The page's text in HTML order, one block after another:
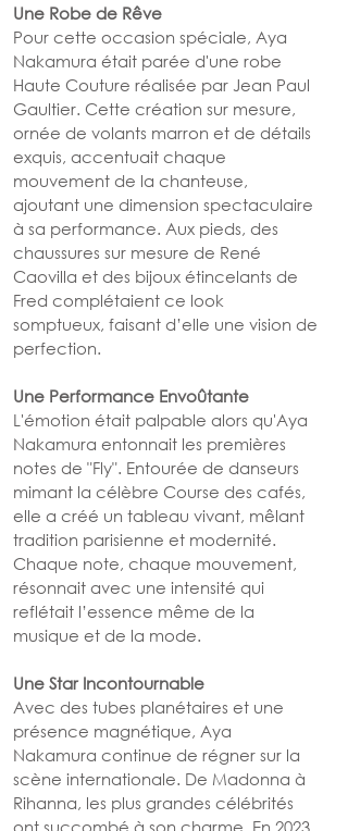
Une Robe de Rêve
Pour cette occasion spéciale, Aya
Nakamura était parée d'une robe
Haute Couture réalisée par Jean Paul
Gaultier. Cette création sur mesure,
ornée de volants marron et de détails
exquis, accentuait chaque
mouvement de la chanteuse,
ajoutant une dimension spectaculaire
à sa performance. Aux pieds, des
chaussures sur mesure de René
Caovilla et des bijoux étincelants de
Fred complétaient ce look
somptueux, faisant d’elle une vision de
perfection.
Une Performance Envoûtante
L'émotion était palpable alors qu'Aya
Nakamura entonnait les premières
notes de "Fly". Entourée de danseurs
mimant la célèbre Course des cafés,
elle a créé un tableau vivant, mêlant
tradition parisienne et modernité.
Chaque note, chaque mouvement,
résonnait avec une intensité qui
reflétait l’essence même de la
musique et de la mode.
Une Star Incontournable
Avec des tubes planétaires et une
présence magnétique, Aya
Nakamura continue de régner sur la
scène internationale. De Madonna à
Rihanna, les plus grandes célébrités
ont succombé à son charme. En 2023,